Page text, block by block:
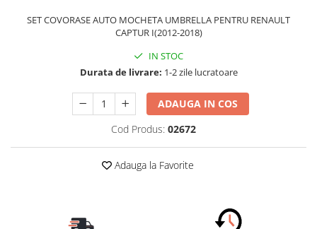
Inchidere Centralizata
Tavite Portbagaj Dedicate
Covorase Auto/ Presuri Auto
Accesorii Siguranta Auto
Incarcatoare Auto
SET COVORASE AUTO MOCHETA UMBRELLA PENTRU RENAULT
CAPTUR I(2012-2018)
IN STOC
Durata de livrare: 1-2 zile lucratoare
ADAUGA IN COS
Cod Produs: 02672
Adauga la Favorite